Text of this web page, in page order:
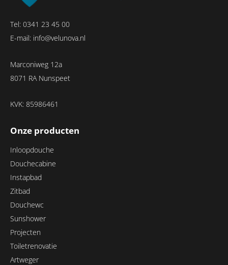
Tel: 0341 23 45 00
E-mail: info@velunova.nl
Marconiweg 12a
8071 RA Nunspeet
KVK: 85986461
Onze producten
Inloopdouche
Douchecabine
Instapbad
Zitbad
Douchewc
Sunshower
Projecten
Toiletrenovatie
Artweger